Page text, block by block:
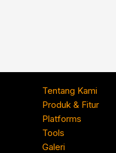
Tentang Kami
Produk & Fitur
Platforms
Tools
Galeri